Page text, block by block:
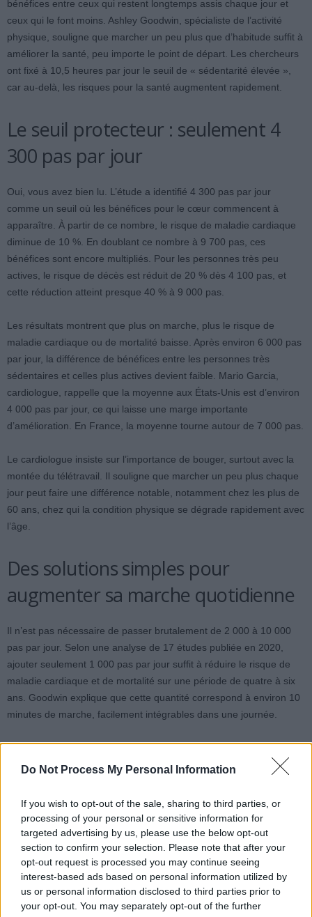
Do Not Process My Personal Information
If you wish to opt-out of the sale, sharing to third parties, or
processing of your personal or sensitive information for
targeted advertising by us, please use the below opt-out
section to confirm your selection. Please note that after your
opt-out request is processed you may continue seeing
interest-based ads based on personal information utilized by
us or personal information disclosed to third parties prior to
your opt-out. You may separately opt-out of the further
bénéfices entre ceux qui restent longtemps assis chaque jour et
ceux qui le font moins. Ashley Goodwin, spécialiste de l’activité
physique, souligne que marcher un peu plus que d’habitude suffit à
améliorer la santé, peu importe le point de départ. Les chercheurs
ont fixé à 10,5 heures par jour le seuil de « sédentarité élevée »,
car au-delà, les risques pour la santé augmentent rapidement.
Le seuil protecteur : seulement 4
300 pas par jour
Oui, vous avez bien lu. L’étude a identifié 4 300 pas par jour
comme un seuil où les bénéfices pour le cœur commencent à
apparaître. À partir de ce nombre, le risque de maladie cardiaque
diminue de 10 %. En doublant ce nombre à 9 700 pas, ces
bénéfices sont encore multipliés. Pour les personnes très peu
actives, le risque de décès est réduit de 20 % dès 4 100 pas, et
cette réduction atteint presque 40 % à 9 000 pas.
Les résultats montrent que plus on marche, plus le risque de
maladie cardiaque ou de mortalité baisse. Après environ 6 000 pas
par jour, la différence de bénéfices entre les personnes très
sédentaires et celles plus actives devient faible. Mario Garcia,
cardiologue, rappelle que la moyenne aux États-Unis est d’environ
4 000 pas par jour, ce qui laisse une marge importante
d’amélioration. En France, la moyenne tourne autour de 7 000 pas.
Le cardiologue insiste sur l’importance de bouger, surtout avec la
montée du télétravail. Il souligne que marcher un peu plus chaque
jour peut faire une différence notable, notamment chez les plus de
60 ans, chez qui la condition physique se dégrade rapidement avec
l’âge.
Des solutions simples pour
augmenter sa marche quotidienne
Il n’est pas nécessaire de passer brutalement de 2 000 à 10 000
pas par jour. Selon une analyse de 17 études publiée en 2020,
ajouter seulement 1 000 pas par jour suffit à réduire le risque de
maladie cardiaque et de mortalité sur une période de quatre à six
ans. Goodwin explique que cette quantité correspond à environ 10
minutes de marche, facilement intégrables dans une journée.
Pour ceux qui n’apprécient pas la marche, il existe d’autres astuces
pour augmenter leur activité : garer sa voiture plus loin, prendre les
plus tôt lors des transports en commun. Selon Evan Brittain,
cardiologue à l’université Vanderbilt, le fait de concentrer l’effort sur
le week-end ne nuit pas aux bénéfices, à condition de rester actif
sur le long terme. Cependant, la régularité reste essentielle, car
beaucoup de personnes ne parviennent pas à maintenir cette
dynamique sur le long terme.